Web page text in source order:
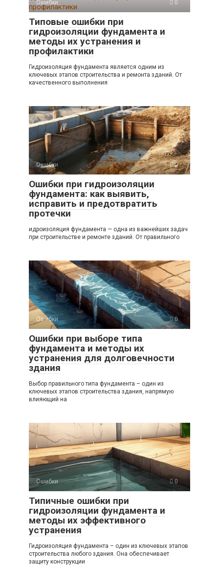
Ошибки 0
Типовые ошибки при
гидроизоляции фундамента и
методы их устранения и
профилактики
Гидроизоляция фундамента является одним из
ключевых этапов строительства и ремонта зданий. От
качественного выполнения
Ошибки 0
Ошибки при гидроизоляции
фундамента: как выявить,
исправить и предотвратить
протечки
идроизоляция фундамента — одна из важнейших задач
при строительстве и ремонте зданий. От правильного
Ошибки 0
Ошибки при выборе типа
фундамента и методы их
устранения для долговечности
здания
Выбор правильного типа фундамента – один из
ключевых этапов строительства здания, напрямую
влияющий на
Ошибки 0
Типичные ошибки при
гидроизоляции фундамента и
методы их эффективного
устранения
Гидроизоляция фундамента – один из ключевых этапов
строительства любого здания. Она обеспечивает
защиту конструкции